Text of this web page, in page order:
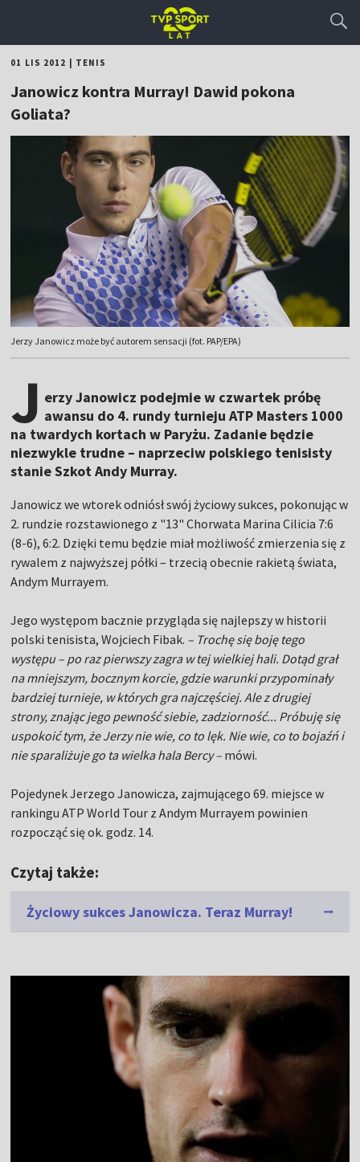
01 LIS 2012 TENIS
Janowicz kontra Murray! Dawid pokona
Goliata?
Jerzy Janowicz może być autorem sensacji (fot. PAP/EPA)
J erzy Janowicz podejmie w czwartek próbę
awansu do 4. rundy turnieju ATP Masters 1000
na twardych kortach w Paryżu. Zadanie będzie
niezwykle trudne – naprzeciw polskiego tenisisty
stanie Szkot Andy Murray.
Janowicz we wtorek odniósł swój życiowy sukces, pokonując w
2. rundzie rozstawionego z "13" Chorwata Marina Cilicia 7:6
(8-6), 6:2. Dzięki temu będzie miał możliwość zmierzenia się z
rywalem z najwyższej półki – trzecią obecnie rakietą świata,
Andym Murrayem.
Jego występom bacznie przygląda się najlepszy w historii
polski tenisista, Wojciech Fibak. – Trochę się boję tego
występu – po raz pierwszy zagra w tej wielkiej hali. Dotąd grał
na mniejszym, bocznym korcie, gdzie warunki przypominały
bardziej turnieje, w których gra najczęściej. Ale z drugiej
strony, znając jego pewność siebie, zadziorność... Próbuję się
uspokoić tym, że Jerzy nie wie, co to lęk. Nie wie, co to bojaźń i
nie sparaliżuje go ta wielka hala Bercy – mówi.
Pojedynek Jerzego Janowicza, zajmującego 69. miejsce w
rankingu ATP World Tour z Andym Murrayem powinien
rozpocząć się ok. godz. 14.
Czytaj także:
Życiowy sukces Janowicza. Teraz Murray!